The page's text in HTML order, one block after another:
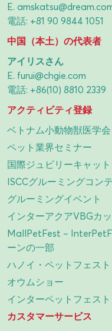
E.
電話: +81 90 9844 1051
中国（本土）の代表者
アイリスさん
E. furui@chgie.com
電話: +86(10) 8810 2339
アクティビティ登録
ベトナム小動物獣医学会
ペット業界セミナー
国際ジュビリーキャッ
ISCCグルーミングコン
グルーミングイベント
インターアクアVBGカ
MallPetFest –
ーンの一部
ハノイ・ペットフェスト
オウムショー
インターペットフェス
カスタマーサービス